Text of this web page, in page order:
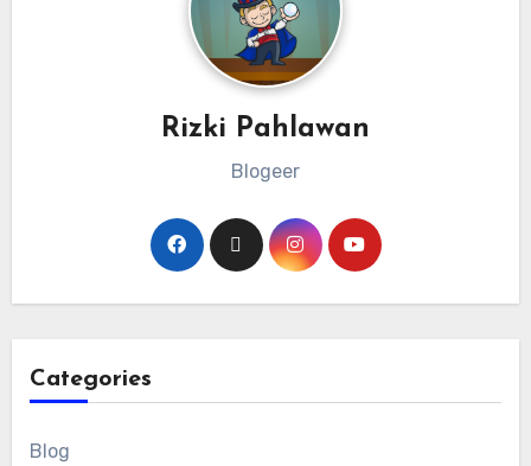
Rizki Pahlawan
Blogeer
Categories
Blog